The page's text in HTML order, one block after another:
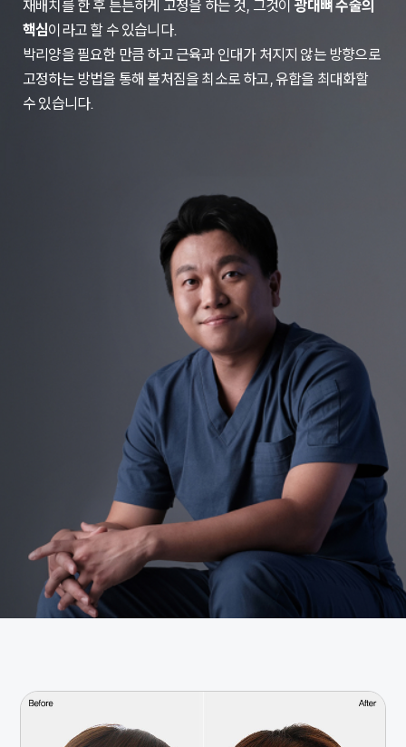
재배치를 한 후 튼튼하게 고정을 하는 것, 그것이광대뼈 수술의
핵심이라고 할 수 있습니다.
박리양을 필요한 만큼 하고 근육과 인대가 처지지 않는 방향으로
고정하는 방법을 통해 볼처짐을 최소로 하고, 유합을 최대화할
수 있습니다.